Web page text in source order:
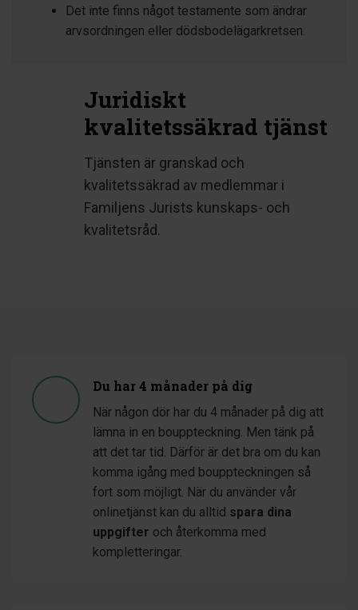
Det inte finns något testamente som ändrar
arvsordningen eller dödsbodelägarkretsen.
Juridiskt
kvalitetssäkrad tjänst
Tjänsten är granskad och
kvalitetssäkrad av medlemmar i
Familjens Jurists kunskaps- och
kvalitetsråd.
Du har 4 månader på dig
När någon dör har du 4 månader på dig att
lämna in en bouppteckning. Men tänk på
att det tar tid. Därför är det bra om du kan
komma igång med bouppteckningen så
fort som möjligt. När du använder vår
onlinetjänst kan du alltid spara dina
uppgifter och återkomma med
kompletteringar.